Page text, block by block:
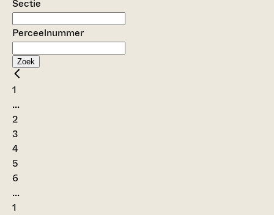
Sectie
Perceelnummer
Zoek
1
...
2
3
4
5
6
...
1